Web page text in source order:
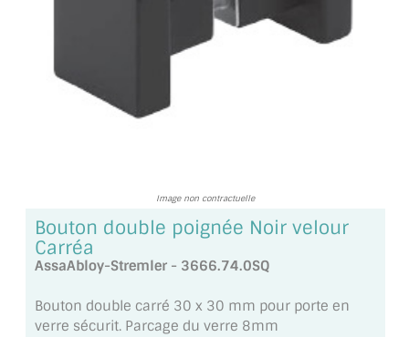
GUIDE : CHOIX PAR UTILISATION
AMBIANCE LAITON BROSSÉ
MIROIR VIEILLI
MIROIR DÉCORATIF DE COULEUR
LOTS DE MIROIRS EN MOZAÏQUE
Image non contractuelle
Bouton double poignée Noir velour
Carréa
AssaAbloy-Stremler - 3666.74.0SQ
Bouton double carré 30 x 30 mm pour porte en
verre sécurit. Parcage du verre 8mm